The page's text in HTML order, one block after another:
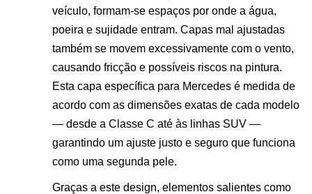
veículo, formam-se espaços por onde a água,
poeira e sujidade entram. Capas mal ajustadas
também se movem excessivamente com o vento,
causando fricção e possíveis riscos na pintura.
Esta capa específica para Mercedes é medida de
acordo com as dimensões exatas de cada modelo
— desde a Classe C até às linhas SUV —
garantindo um ajuste justo e seguro que funciona
como uma segunda pele.
Graças a este design, elementos salientes como